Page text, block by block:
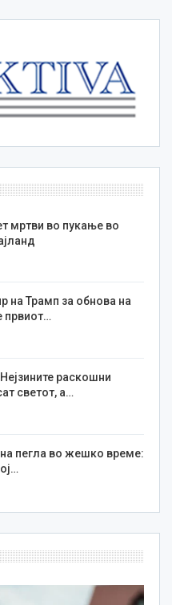
мртви во пукање во
на Трамп за обнова на
првиот…
раскошни
светот, а…
пегла во жешко време: